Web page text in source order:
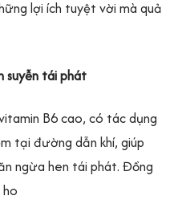
lợi ích tuyệt vời mà quả
suyễn tái phát
B6 cao, có tác dụng
tại đường dẫn khí, giúp
ngừa hen tái phát. Đồng